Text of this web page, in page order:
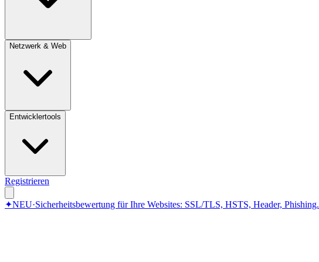
Netzwerk & Web
Entwicklertools
Registrieren
✦NEU·Sicherheitsbewertung für Ihre Websites: SSL/TLS, HSTS, Header, Phishing.